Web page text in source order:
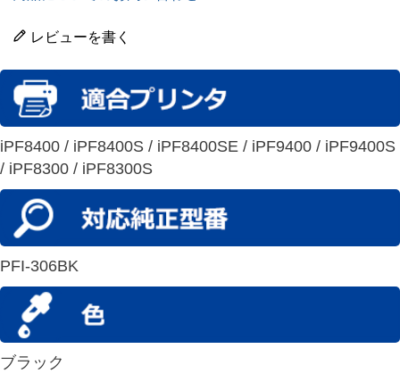
レビューを書く
iPF8400 / iPF8400S / iPF8400SE / iPF9400 / iPF9400S
/ iPF8300 / iPF8300S
PFI-306BK
ブラック